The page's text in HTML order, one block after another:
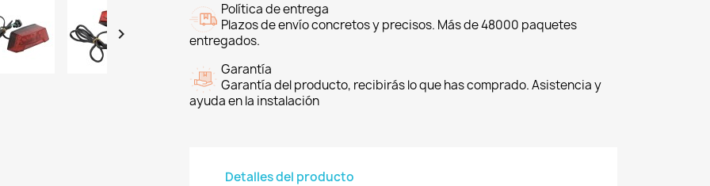

Política de entrega
Plazos de envío concretos y precisos. Más de 48000 paquetes
entregados.
Garantía
Garantía del producto, recibirás lo que has comprado. Asistencia y
ayuda en la instalación
Detalles del producto